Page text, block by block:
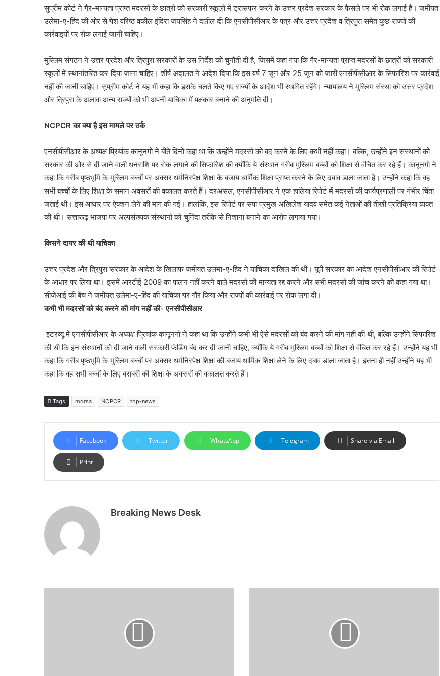
सुप्रीम कोर्ट ने गैर-मान्यता प्राप्त मदरसों के छात्रों को सरकारी स्कूलों में ट्रांसफर करने के उत्तर प्रदेश सरकार के फैसले पर भी रोक लगाई है। जमीयत
उलेमा-ए-हिंद की ओर से पेश वरिष्ठ वकील इंदिरा जयसिंह ने दलील दी कि एनसीपीसीआर के पत्र और उत्तर प्रदेश व त्रिपुरा समेत कुछ राज्यों की
कार्रवाइयों पर रोक लगाई जानी चाहिए।
मुस्लिम संगठन ने उत्तर प्रदेश और त्रिपुरा सरकारों के उस निर्देश को चुनौती दी है, जिसमें कहा गया कि गैर-मान्यता प्राप्त मदरसों के छात्रों को सरकारी
स्कूलों में स्थानांतरित कर दिया जाना चाहिए। शीर्ष अदालत ने आदेश दिया कि इस वर्ष 7 जून और 25 जून को जारी एनसीपीसीआर के सिफारिश पर कार्रवाई
नहीं की जानी चाहिए। सुप्रीम कोर्ट ने यह भी कहा कि इसके चलते किए गए राज्यों के आदेश भी स्थगित रहेंगे। न्यायालय ने मुस्लिम संस्था को उत्तर प्रदेश
और त्रिपुरा के अलावा अन्य राज्यों को भी अपनी याचिका में पक्षकार बनाने की अनुमति दी।
NCPCR का क्या है इस मामले पर तर्क
एनसीपीसीआर के अध्यक्ष प्रियांक कानूनगो ने बीते दिनों कहा था कि उन्होंने मदरसों को बंद करने के लिए कभी नहीं कहा। बल्कि, उन्होंने इन संस्थानों को
सरकार की ओर से दी जाने वाली धनराशि पर रोक लगाने की सिफारिश की क्योंकि ये संस्थान गरीब मुस्लिम बच्चों को शिक्षा से वंचित कर रहे हैं। कानूनगो ने
कहा कि गरीब पृष्ठभूमि के मुस्लिम बच्चों पर अक्सर धर्मनिरपेक्ष शिक्षा के बजाय धार्मिक शिक्षा प्राप्त करने के लिए दबाव डाला जाता है। उन्होंने कहा कि वह
सभी बच्चों के लिए शिक्षा के समान अवसरों की वकालत करते हैं। दरअसल, एनसीपीसीआर ने एक हालिया रिपोर्ट में मदरसों की कार्यप्रणाली पर गंभीर चिंता
जताई थी। इस आधार पर ऐक्शन लेने की मांग की गई। हालांकि, इस रिपोर्ट पर सपा प्रमुख अखिलेश यादव समेत कई नेताओं की तीखी प्रतिक्रिया व्यक्त
की थी। सत्तारूढ़ भाजपा पर अल्पसंख्यक संस्थानों को चुनिंदा तरीके से निशाना बनाने का आरोप लगाया गया।
किसने दायर की थी याचिका
उत्तर प्रदेश और त्रिपुरा सरकार के आदेश के खिलाफ जमीयत उलमा-ए-हिंद ने याचिका दाखिल की थी। यूपी सरकार का आदेश एनसीपीसीआर की रिपोर्ट
के आधार पर लिया था। इसमें आरटीई 2009 का पालन नहीं करने वाले मदरसों की मान्यता रद्द करने और सभी मदरसों की जांच करने को कहा गया था।
सीजेआई की बेंच ने जमीयत उलेमा-ए-हिंद की याचिका पर गौर किया और राज्यों की कार्रवाई पर रोक लगा दी।
कभी भी मदरसों को बंद करने की मांग नहीं की- एनसीपीसीआर
इंटरव्यू में एनसीपीसीआर के अध्यक्ष प्रियांक कानूनगो ने कहा था कि उन्होंने कभी भी ऐसे मदरसों को बंद करने की मांग नहीं की थी, बल्कि उन्होंने सिफारिश
की थी कि इन संस्थानों को दी जाने वाली सरकारी फंडिंग बंद कर दी जानी चाहिए, क्योंकि ये गरीब मुस्लिम बच्चों को शिक्षा से वंचित कर रहे हैं। उन्होंने यह भी
कहा कि गरीब पृष्ठभूमि के मुस्लिम बच्चों पर अक्सर धर्मनिरपेक्ष शिक्षा की बजाय धार्मिक शिक्षा लेने के लिए दबाव डाला जाता है। इतना ही नहीं उन्होंने यह भी
कहा कि वह सभी बच्चों के लिए बराबरी की शिक्षा के अवसरों की वकालत करते हैं।
Tags mdrsa NCPCR top-news
Facebook Twitter WhatsApp Telegram Share via Email
Print
Breaking News Desk